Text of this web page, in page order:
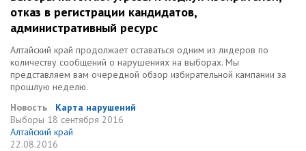
отказ в регистрации кандидатов,
административный ресурс
Алтайский край продолжает оставаться одним из лидеров по
количеству сообщений о нарушениях на выборах. Мы
представляем вам очередной обзор избирательной кампании за
прошлую неделю.
Новость
Карта нарушений
Выборы 18 сентября 2016
Алтайский край
22.08.2016